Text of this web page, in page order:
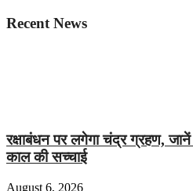
Recent News
रक्षाबंधन पर लगेगा चंद्र ग्रहण,
काल की सच्चाई
August 6, 2026